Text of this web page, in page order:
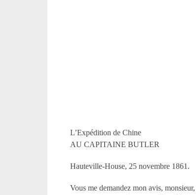
L’Expédition de Chine
AU CAPITAINE BUTLER
Hauteville-House, 25 novembre 1861.
Vous me demandez mon avis,